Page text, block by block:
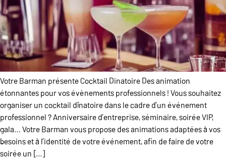
Votre Barman présente Cocktail Dinatoire Des animation
étonnantes pour vos évènements professionnels ! Vous souhaitez
organiser un cocktail dînatoire dans le cadre d’un événement
professionnel ? Anniversaire d’entreprise, séminaire, soirée VIP,
gala… Votre Barman vous propose des animations adaptées à vos
besoins et à l’identité de votre événement, afin de faire de votre
soirée un […]